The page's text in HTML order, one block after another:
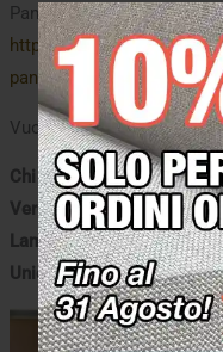
Pannello AkuPan®:
https://
pannello-acustico-
Vuoi retroilluminare i tuoi
Chi usa i nostri prodotti:
Verdena, Tommaso
Lamborghini Automobili,
Unicredit, CNR Consiglio